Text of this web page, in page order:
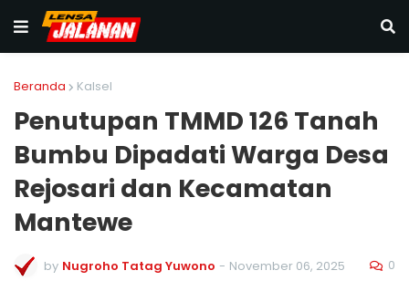
Beranda Kalsel
Penutupan TMMD 126 Tanah
Bumbu Dipadati Warga Desa
Rejosari dan Kecamatan
Mantewe
by Nugroho Tatag Yuwono - November 06, 2025 0